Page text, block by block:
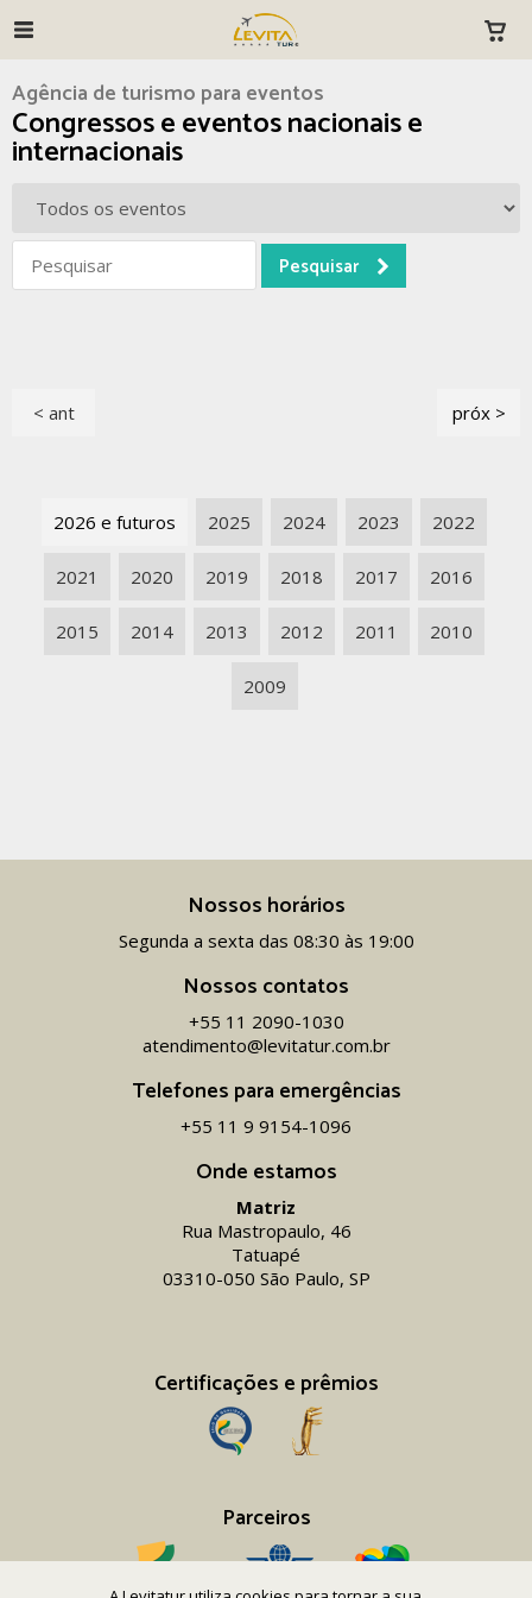
Agência de turismo para eventos
Congressos e eventos nacionais e
internacionais
< ant próx >
2026 e futuros 2025 2024 2023 2022
2021 2020 2019 2018 2017 2016
2015 2014 2013 2012 2011 2010
2009
Onde estamos
Matriz
Rua Mastropaulo, 46
Tatuapé
03310-050 São Paulo, SP
Certificações e prêmios
Parceiros
Nossos horários
Segunda a sexta das 08:30 às 19:00
Nossos contatos
+55 11 2090-1030
atendimento@levitatur.com.br
Telefones para emergências
+55 11 9 9154-1096‬